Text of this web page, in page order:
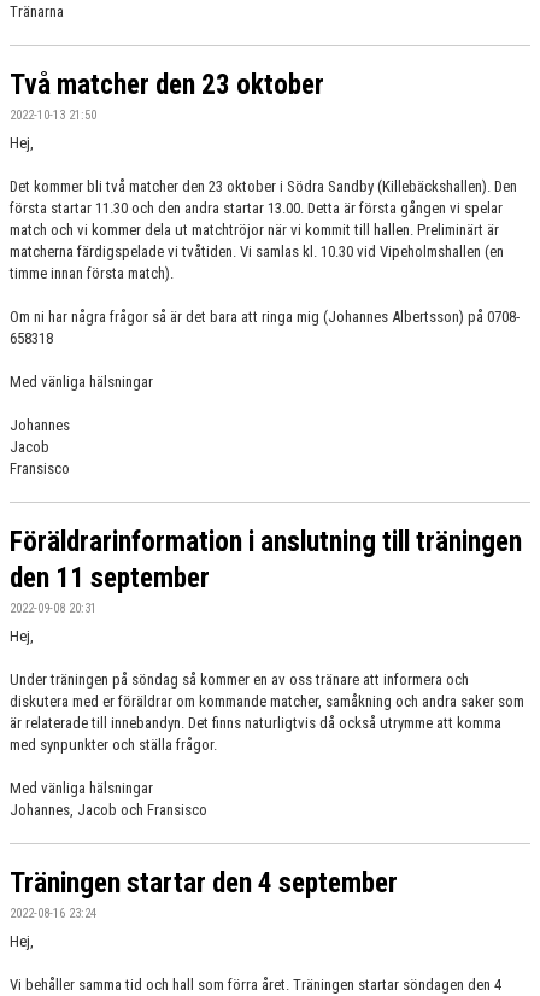
Tränarna
Två matcher den 23 oktober
2022-10-13 21:50
Hej,
Det kommer bli två matcher den 23 oktober i Södra Sandby (Killebäckshallen). Den
första startar 11.30 och den andra startar 13.00. Detta är första gången vi spelar
match och vi kommer dela ut matchtröjor när vi kommit till hallen. Preliminärt är
matcherna färdigspelade vi tvåtiden. Vi samlas kl. 10.30 vid Vipeholmshallen (en
timme innan första match).
Om ni har några frågor så är det bara att ringa mig (Johannes Albertsson) på 0708-
658318
Med vänliga hälsningar
Johannes
Jacob
Fransisco
Föräldrarinformation i anslutning till träningen
den 11 september
2022-09-08 20:31
Hej,
Under träningen på söndag så kommer en av oss tränare att informera och
diskutera med er föräldrar om kommande matcher, samåkning och andra saker som
är relaterade till innebandyn. Det finns naturligtvis då också utrymme att komma
med synpunkter och ställa frågor.
Med vänliga hälsningar
Johannes, Jacob och Fransisco
Träningen startar den 4 september
2022-08-16 23:24
Hej,
Vi behåller samma tid och hall som förra året. Träningen startar söndagen den 4